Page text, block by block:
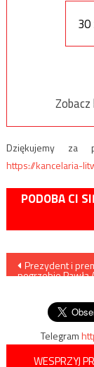
30
Dziękujemy za
https://kancelaria-
PODOBA CI
Prezydent i
pogrzebie Pawła
Telegram
WESPRZYJ